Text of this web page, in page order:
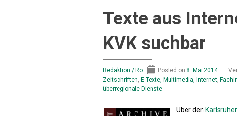
Texte aus
KVK suchbar
Redaktion / Ro Posted on 8. Mai 2014
Zeitschriften E-Texte, Multimedia, Internet
überregionale Dienste
Über den